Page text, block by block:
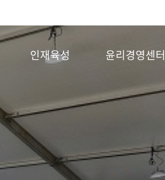
인재육성 윤리경영센터